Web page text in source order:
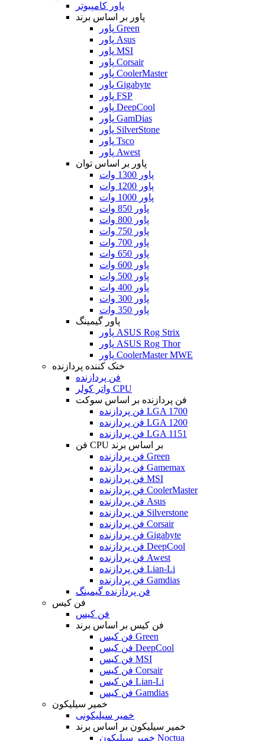
پاور کامپیوتر
پاور بر اساس برند
پاور Green
پاور Asus
پاور MSI
پاور Corsair
پاور CoolerMaster
پاور Gigabyte
پاور FSP
پاور DeepCool
پاور GamDias
پاور SilverStone
پاور Tsco
پاور Awest
پاور بر اساس توان
پاور 1300 وات
پاور 1200 وات
پاور 1000 وات
پاور 850 وات
پاور 800 وات
پاور 750 وات
پاور 700 وات
پاور 650 وات
پاور 600 وات
پاور 500 وات
پاور 400 وات
پاور 300 وات
پاور 350 وات
پاور گیمینگ
پاور ASUS Rog Strix
پاور ASUS Rog Thor
پاور CoolerMaster MWE
خنک کننده پردازنده
فن پردازنده
واتر کولر CPU
فن پردازنده بر اساس سوکت
فن پردازنده LGA 1700
فن پردازنده LGA 1200
فن پردازنده LGA 1151
فن CPU بر اساس برند
فن پردازنده Green
فن پردازنده Gamemax
فن پردازنده MSI
فن پردازنده CoolerMaster
فن پردازنده Asus
فن پردازنده Silverstone
فن پردازنده Corsair
فن پردازنده Gigabyte
فن پردازنده DeepCool
فن پردازنده Awest
فن پردازنده Lian-Li
فن پردازنده Gamdias
فن پردازنده گیمینگ
فن کیس
فن کیس
فن کیس بر اساس برند
فن کیس Green
فن کیس DeepCool
فن کیس MSI
فن کیس Corsair
فن کیس Lian-Li
فن کیس Gamdias
خمیر سیلیکون
خمیر سیلیکونی
خمیر سیلیکون بر اساس برند
خمیر سیلیکون Noctua